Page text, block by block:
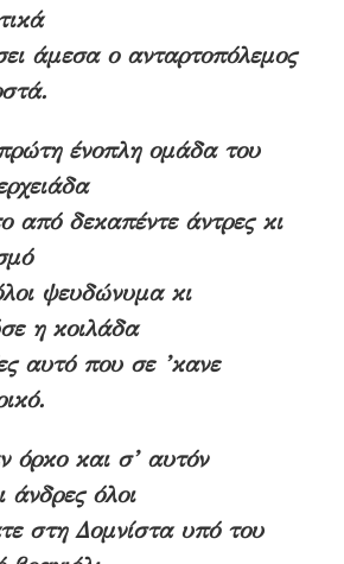
άμεσα ο ανταρτοπόλεμος
ένοπλη ομάδα του
από δεκαπέντε άντρες κι
ψευδώνυμα κι
η κοιλάδα
αυτό που σε ’κανε
όρκο και σ’ αυτόν
άνδρες όλοι
στη Δομνίστα υπό του